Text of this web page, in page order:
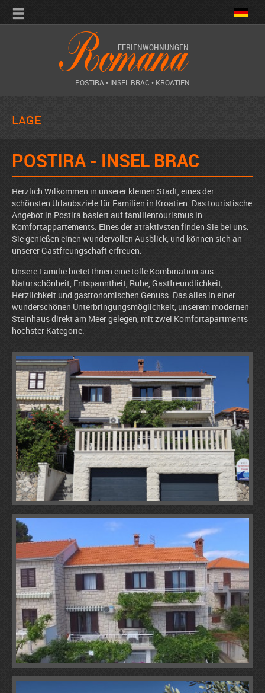
FERIENWOHNUNGEN
Romana
POSTIRA • INSEL BRAC • KROATIEN
LAGE
POSTIRA - INSEL BRAC
Herzlich Wilkommen in unserer kleinen Stadt, eines der
schönsten Urlaubsziele für Familien in Kroatien. Das touristische
Angebot in Postira basiert auf familientourismus in
Komfortappartements. Eines der atraktivsten finden Sie bei uns.
Sie genießen einen wundervollen Ausblick, und können sich an
unserer Gastfreungschaft erfreuen.
Unsere Familie bietet Ihnen eine tolle Kombination aus
Naturschönheit, Entspanntheit, Ruhe, Gastfreundlichkeit,
Herzlichkeit und gastronomischen Genuss. Das alles in einer
wunderschönen Unterbringungsmöglichkeit, unserem modernen
Steinhaus direkt am Meer gelegen, mit zwei Komfortapartments
höchster Kategorie.